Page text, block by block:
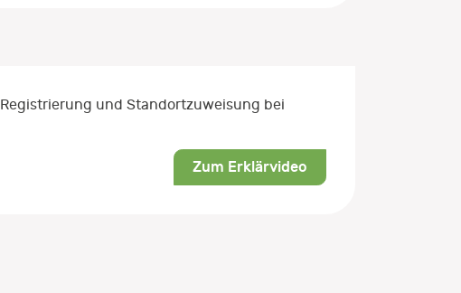
und Standortzuweisung bei
Zum Erklärvideo